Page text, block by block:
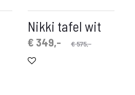
Nikki tafel wit
€575,-
Oorspronkelijke
€ 349,-
Huidige
prijs